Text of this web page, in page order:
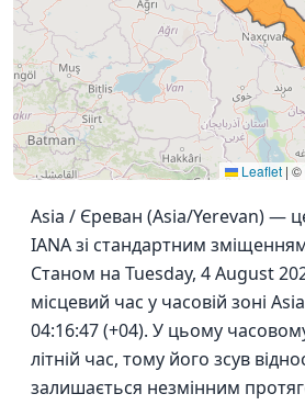
Leaflet | ©
Asia / Єреван (Asia/Yerevan) —
IANA зі стандартним
Станом на Tuesday, 4 August
місцевий час у часовій зоні
04:16:47 (+04). У цьому
літній час, тому його зсув
залишається незмінним